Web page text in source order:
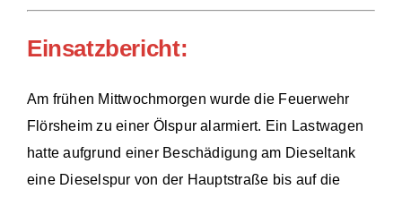
Einsatzbericht:
Am frühen Mittwochmorgen wurde die Feuerwehr
Flörsheim zu einer Ölspur alarmiert. Ein Lastwagen
hatte aufgrund einer Beschädigung am Dieseltank
eine Dieselspur von der Hauptstraße bis auf die